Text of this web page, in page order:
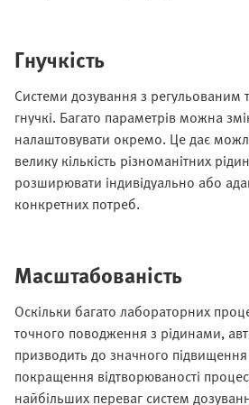
Гнучкість
Системи дозування з регульованим
гнучкі. Багато параметрів можна
налаштовувати окремо. Це дає
велику кількість різноманітних
розширювати індивідуально або
конкретних потреб.
Масштабованість
Оскільки багато лабораторних
точного поводження з рідинами,
призводить до значного підвищення
покращення відтворюваності
найбільших переваг систем